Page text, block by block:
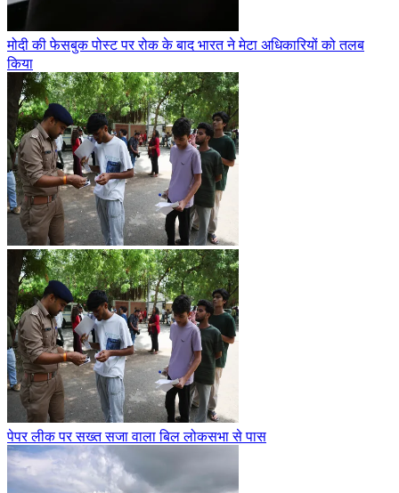
मोदी की फेसबुक पोस्ट पर रोक के बाद भारत ने मेटा अधिकारियों को तलब
किया
पेपर लीक पर सख्त सजा वाला बिल लोकसभा से पास